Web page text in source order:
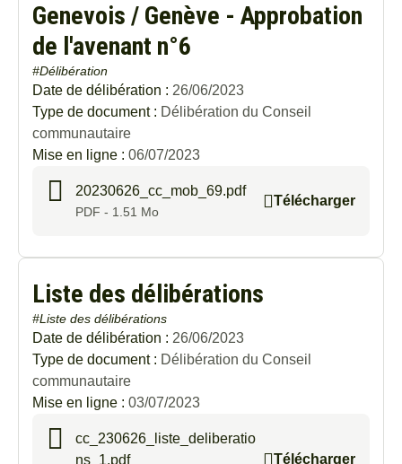
Genevois / Genève - Approbation
de l'avenant n°6
#Délibération
Date de délibération : 26/06/2023
Type de document : Délibération du Conseil
communautaire
Mise en ligne : 06/07/2023
20230626_cc_mob_69.pdf
PDF - 1.51 Mo
Télécharger
Liste des délibérations
#Liste des délibérations
Date de délibération : 26/06/2023
Type de document : Délibération du Conseil
communautaire
Mise en ligne : 03/07/2023
cc_230626_liste_deliberatio
ns_1.pdf
Télécharger